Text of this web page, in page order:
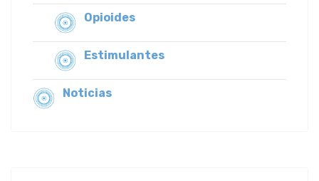
Opioides
Estimulantes
Noticias